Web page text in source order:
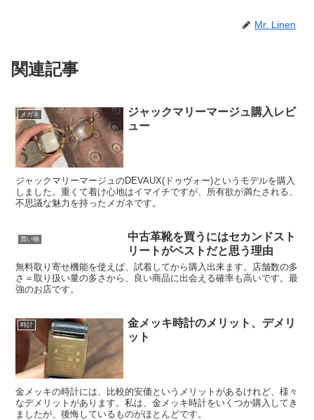
Mr. Linen
関連記事
メガネ
ジャックマリーマージュ購入レビ
ュー
ジャックマリーマージュのDEVAUX(ドゥヴォー)というモデルを購入
しました。重くて着け心地はイマイチですが、所有欲が満たされる、
不思議な魅力を持ったメガネです。
買い物
中古革靴を買うにはセカンドスト
リートがベストだと思う理由
無料取り寄せ機能を使えば、試着してから購入出来ます。店舗数の多
さ＝取り扱い量の多さから、良い商品に出会える確率も高いです。最
強のお店です。
時計
金メッキ時計のメリット、デメリ
ット
金メッキの時計には、比較的安価というメリットがあるけれど、様々
なデメリットがあります。私は、金メッキ時計をいくつか購入してき
ましたが、後悔しているものがほとんどです。